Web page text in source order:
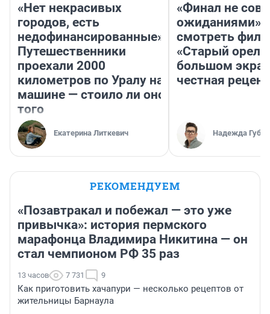
«Нет некрасивых
городов, есть
недофинансированные».
Путешественники
проехали 2000
километров по Уралу на
машине — стоило ли оно
того
Екатерина Литкевич
«Финал не
ожиданиями»:
смотреть
«Старый орел»
большом
честная
Надежда
РЕКОМЕНДУЕМ
«Позавтракал и побежал — это уже
привычка»: история пермского
марафонца Владимира Никитина — он
стал чемпионом РФ 35 раз
13 часов 7 731 9
Как приготовить хачапури — несколько рецептов от
жительницы Барнаула